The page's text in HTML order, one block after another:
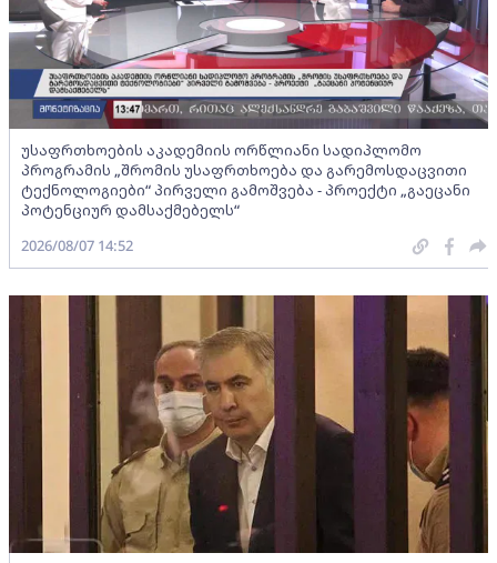
უსაფრთხოების აკადემიის ორწლიანი სადიპლომო
პროგრამის „შრომის უსაფრთხოება და გარემოსდაცვითი
ტექნოლოგიები“ პირველი გამოშვება - პროექტი „გაეცანი
პოტენციურ დამსაქმებელს“
2026/08/07 14:52